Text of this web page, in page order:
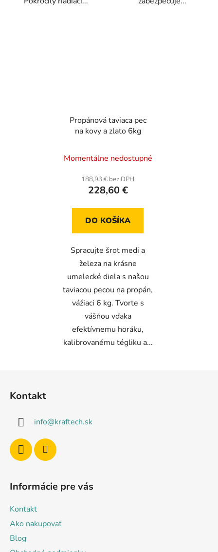
Propánová taviaca pec
na kovy a zlato 6kg
Momentálne nedostupné
188,93 € bez DPH
228,60 €
DO KOŠÍKA
Spracujte šrot medi a
železa na krásne
umelecké diela s našou
taviacou pecou na propán,
vážiaci 6 kg. Tvorte s
vášňou vďaka
efektívnemu horáku,
kalibrovanému tégliku a...
Kontakt
info@kraftech.sk
Informácie pre vás
Kontakt
Ako nakupovať
Blog